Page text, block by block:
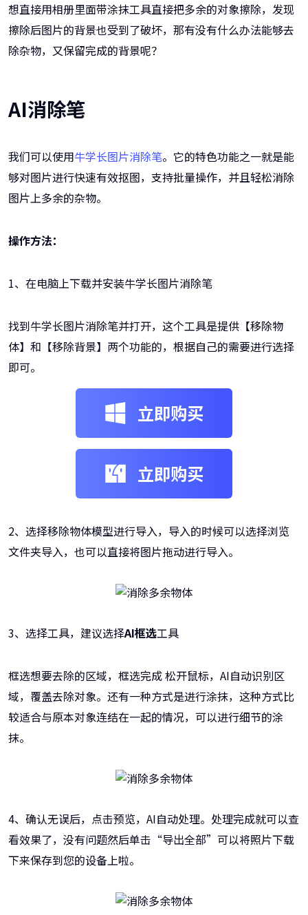
想直接用相册里面带涂抹工具直接把多余的对象擦除，发现
擦除后图片的背景也受到了破坏，那有没有什么办法能够去
除杂物，又保留完成的背景呢？
AI消除笔
我们可以使用牛学长图片消除笔。它的特色功能之一就是能
够对图片进行快速有效抠图，支持批量操作，并且轻松消除
图片上多余的杂物。
操作方法：
1、在电脑上下载并安装牛学长图片消除笔
找到牛学长图片消除笔并打开，这个工具是提供【移除物
体】和【移除背景】两个功能的，根据自己的需要进行选择
即可。
立即购买
立即购买
2、选择移除物体模型进行导入，导入的时候可以选择浏览
文件夹导入，也可以直接将图片拖动进行导入。
3、选择工具，建议选择AI框选工具
框选想要去除的区域，框选完成 松开鼠标，AI自动识别区
域，覆盖去除对象。还有一种方式是进行涂抹，这种方式比
较适合与原本对象连结在一起的情况，可以进行细节的涂
抹。
4、确认无误后，点击预览，AI自动处理。处理完成就可以查
看效果了，没有问题然后单击“导出全部”可以将照片下载
下来保存到您的设备上啦。